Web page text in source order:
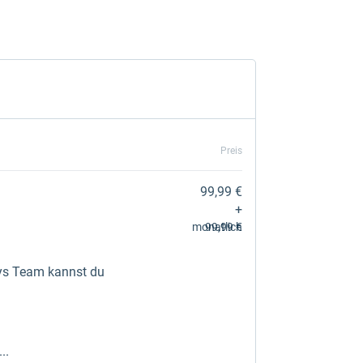
Preis
Team kannst du
99,99 €
+
99,99 €
monatlich